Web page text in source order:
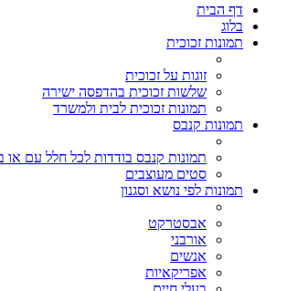
דף הבית
בלוג
תמונות זכוכית
זוגות על זכוכית
שלשות זכוכית בהדפסה ישירה
תמונות זכוכית לבית ולמשרד
תמונות קנבס
תמונות קנבס בודדות לכל חלל עם או
סטים מעוצבים
תמונות לפי נושא וסגנון
אבסטרקט
אורבני
אנשים
אפריקאיות